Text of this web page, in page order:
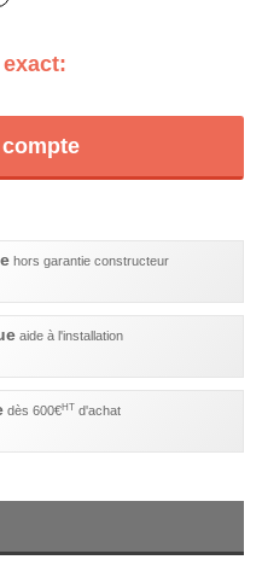
hors garantie constructeur
aide à l'installation
dès 600€HT d'achat